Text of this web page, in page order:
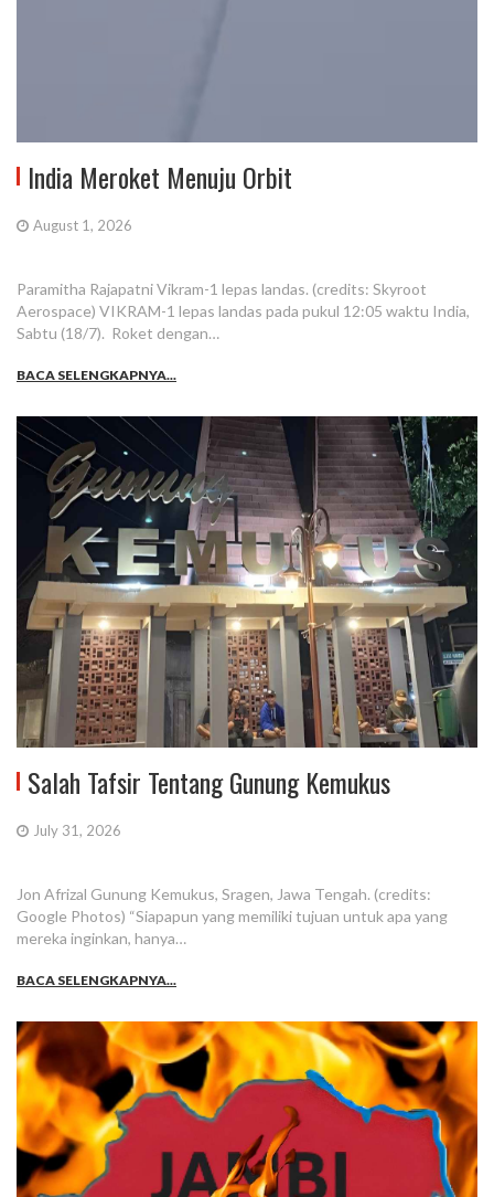
India Meroket Menuju Orbit
August 1, 2026
Paramitha Rajapatni Vikram-1 lepas landas. (credits: Skyroot
Aerospace) VIKRAM-1 lepas landas pada pukul 12:05 waktu India,
Sabtu (18/7). Roket dengan…
BACA SELENGKAPNYA...
Salah Tafsir Tentang Gunung Kemukus
July 31, 2026
Jon Afrizal Gunung Kemukus, Sragen, Jawa Tengah. (credits:
Google Photos) “Siapapun yang memiliki tujuan untuk apa yang
mereka inginkan, hanya…
BACA SELENGKAPNYA...